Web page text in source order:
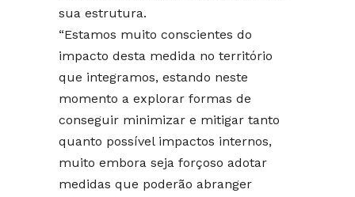
sua estrutura.
“Estamos muito conscientes do
impacto desta medida no território
que integramos, estando neste
momento a explorar formas de
conseguir minimizar e mitigar tanto
quanto possível impactos internos,
muito embora seja forçoso adotar
medidas que poderão abranger